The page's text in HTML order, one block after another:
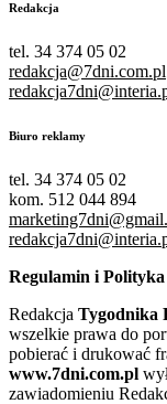
Redakcja
tel. 34 374 05 02
redakcja@7dni.com.pl
Biuro reklamy
tel. 34 374 05 02
kom. 512 044 894
Regulamin i
Redakcja Tygodnika
wszelkie prawa do
pobierać i drukować
www.7dni.com.pl
zawiadomieniu